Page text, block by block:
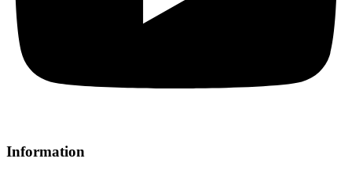
Information